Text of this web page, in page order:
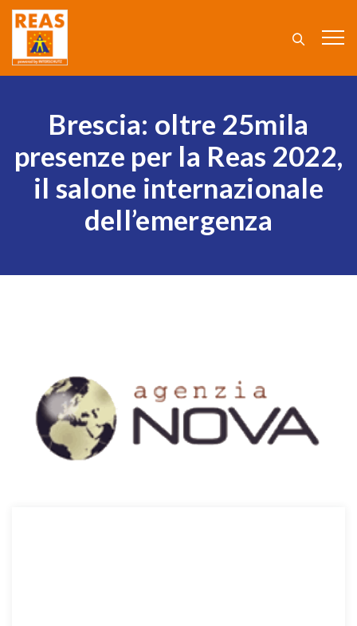
Brescia: oltre 25mila
presenze per la Reas 2022,
il salone internazionale
dell’emergenza